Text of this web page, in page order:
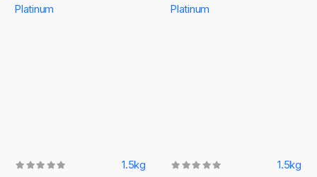
Platinum
1.5kg
Platinum
1.5kg